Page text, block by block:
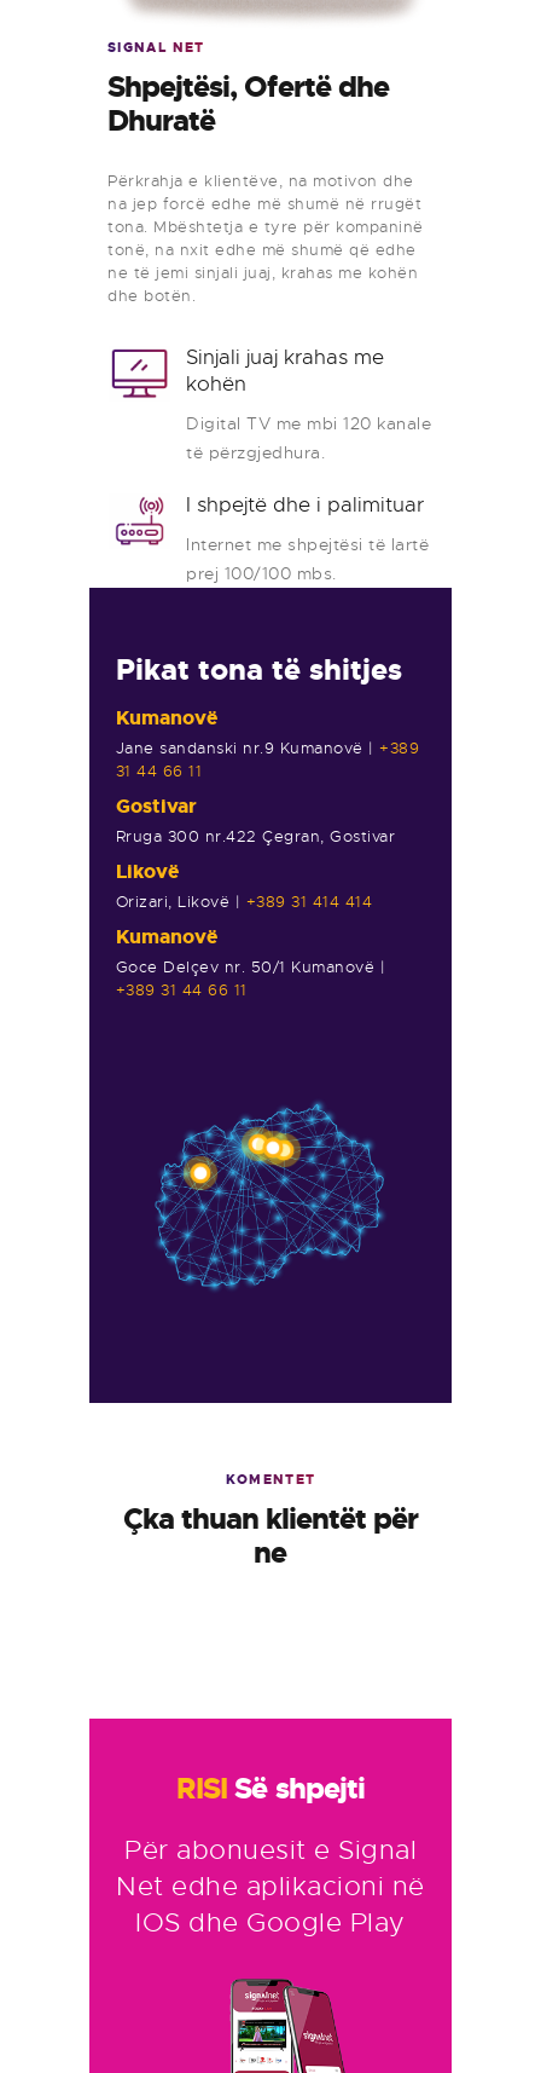
SIGNAL NET
Shpejtësi, Ofertë dhe
Dhuratë
Përkrahja e klientëve, na motivon dhe
na jep forcë edhe më shumë në rrugët
tona. Mbështetja e tyre për kompaninë
tonë, na nxit edhe më shumë që edhe
ne të jemi sinjali juaj, krahas me kohën
dhe botën.
Sinjali juaj krahas me
kohën
Digital TV me mbi 120 kanale
të përzgjedhura.
I shpejtë dhe i palimituar
Internet me shpejtësi të lartë
prej 100/100 mbs.
Pikat tona të shitjes
Kumanovë
Jane sandanski nr.9 Kumanovë |+389
31 44 66 11
Gostivar
Rruga 300 nr.422 Çegran, Gostivar
Likovë
Orizari, Likovë | +389 31 414 414
Kumanovë
Goce Delçev nr. 50/1 Kumanovë |
+389 31 44 66 11
KOMENTET
Çka thuan klientët për
ne
RISISë shpejti
Për abonuesit e Signal
Net edhe aplikacioni në
IOS dhe Google Play